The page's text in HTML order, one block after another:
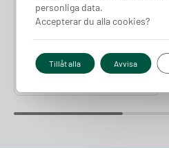
Laddkabel 5-20m (11kW)
Finns i lager
Pris från
2 380kr
personliga data.
Accepterar du alla cookies?
Tillåt alla Avvisa